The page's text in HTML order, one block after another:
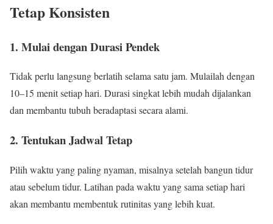
Tetap Konsisten
1. Mulai dengan Durasi Pendek
Tidak perlu langsung berlatih selama satu jam. Mulailah dengan
10–15 menit setiap hari. Durasi singkat lebih mudah dijalankan
dan membantu tubuh beradaptasi secara alami.
2. Tentukan Jadwal Tetap
Pilih waktu yang paling nyaman, misalnya setelah bangun tidur
atau sebelum tidur. Latihan pada waktu yang sama setiap hari
akan membantu membentuk rutinitas yang lebih kuat.